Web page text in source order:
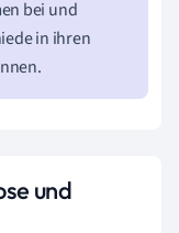
bei und
in ihren
und